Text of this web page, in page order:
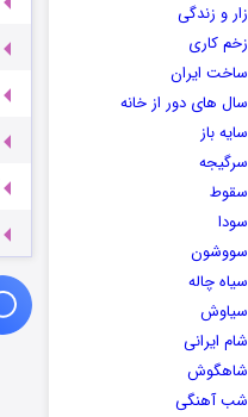
زار و زندگی
زخم کاری
ساخت ایران
سال های دور از خانه
سایه باز
سرگیجه
سقوط
سودا
سووشون
سیاه چاله
سیاوش
شام ایرانی
شاهگوش
شب آهنگی